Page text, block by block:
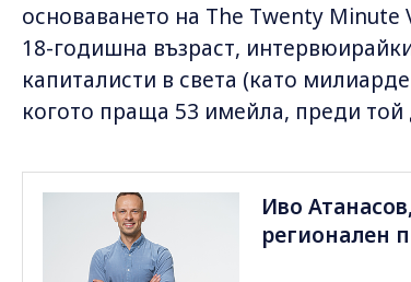
основаването на The Twenty Minute
18-годишна възраст,
капиталисти в света (като
когото праща 53 имейла, преди той
Иво
регионален